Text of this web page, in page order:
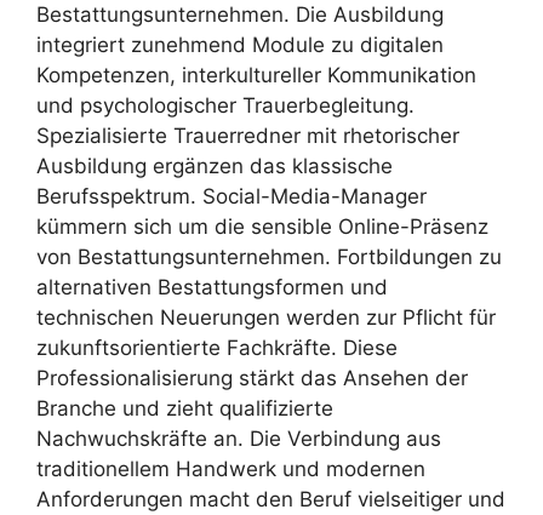
Bestattungsunternehmen. Die Ausbildung
integriert zunehmend Module zu digitalen
Kompetenzen, interkultureller Kommunikation
und psychologischer Trauerbegleitung.
Spezialisierte Trauerredner mit rhetorischer
Ausbildung ergänzen das klassische
Berufsspektrum. Social-Media-Manager
kümmern sich um die sensible Online-Präsenz
von Bestattungsunternehmen. Fortbildungen zu
alternativen Bestattungsformen und
technischen Neuerungen werden zur Pflicht für
zukunftsorientierte Fachkräfte. Diese
Professionalisierung stärkt das Ansehen der
Branche und zieht qualifizierte
Nachwuchskräfte an. Die Verbindung aus
traditionellem Handwerk und modernen
Anforderungen macht den Beruf vielseitiger und